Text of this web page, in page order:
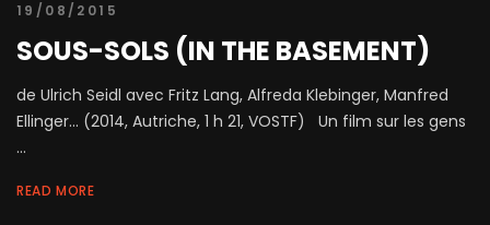
19/08/2015
SOUS-SOLS (IN THE BASEMENT)
de Ulrich Seidl avec Fritz Lang, Alfreda Klebinger, Manfred
Ellinger... (2014, Autriche, 1 h 21, VOSTF) Un film sur les gens
...
READ MORE